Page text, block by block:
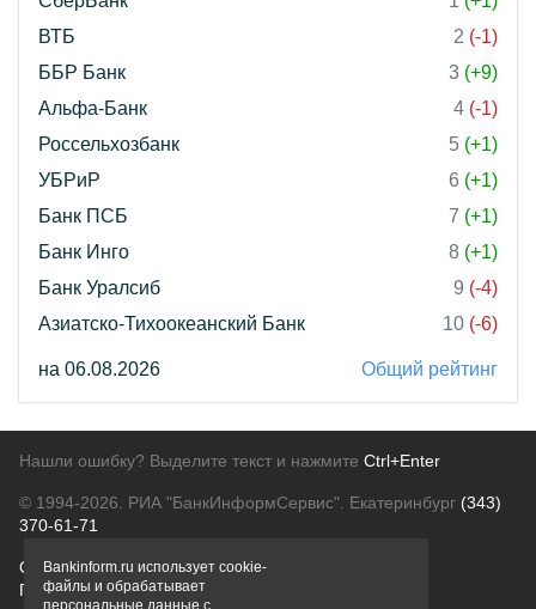
ВТБ
2 (-1)
ББР Банк
3 (+9)
Альфа-Банк
4 (-1)
Россельхозбанк
5 (+1)
УБРиР
6 (+1)
Банк ПСБ
7 (+1)
Банк Инго
8 (+1)
Банк Уралсиб
9 (-4)
Азиатско-Тихоокеанский Банк
10 (-6)
на 06.08.2026 Общий рейтинг
Нашли ошибку? Выделите текст и нажмите Ctrl+Enter
© 1994-2026. РИА "БанкИнформСервис". Екатеринбург (343)
370-61-71
О проектеПолитика конфиденциальности
Правовая информацияДля рекламодателей
Bankinform.ru использует cookie-
файлы и обрабатывает
персональные данные с